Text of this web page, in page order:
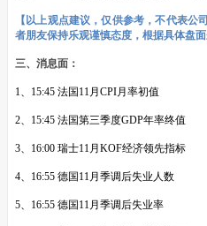
【以上观点建议，仅供参考，不代表
者朋友保持乐观谨慎态度，根据具体盘面
三、消息面：
1、15:45 法国11月CPI月率初值
2、15:45 法国第三季度GDP年率终值
3、16:00 瑞士11月KOF经济领先指标
4、16:55 德国11月季调后失业人数
5、16:55 德国11月季调后失业率